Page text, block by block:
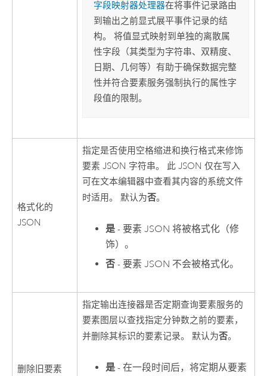
字段映射器处理器在将事件记录路由
到输出之前显式展平事件记录的结
构。 将值显式映射到单独的离散属
性字段（其类型为字符串、双精度、
日期、几何等）有助于确保数据完整
性并符合要素服务强制执行的属性字
段值的限制。
格式化的
JSON
指定是否使用空格缩进和换行格式来修饰
要素 JSON 字符串。 此 JSON 仅在写入
可在文本编辑器中查看其内容的系统文件
时适用。 默认为否。
是 - 要素 JSON 将被格式化（修
饰）。
否 - 要素 JSON 不会被格式化。
删除旧要素
指定输出连接器是否定期查询要素服务的
要素图层以查找指定分钟数之前的要素，
并删除其标识的要素记录。 默认为否。
是 - 在一段时间后，将定期从要素